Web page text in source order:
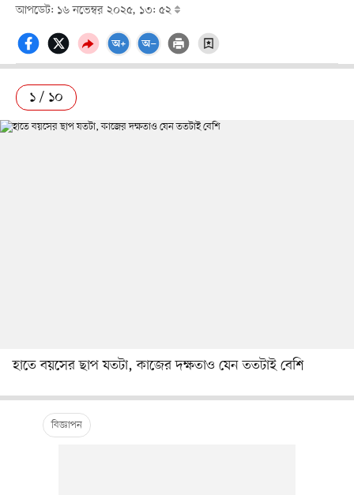
আপডেট: ১৬ নভেম্বর ২০২৫, ১৩: ৫২
১ / ১০
হাতে বয়সের ছাপ যতটা, কাজের দক্ষতাও যেন ততটাই বেশি